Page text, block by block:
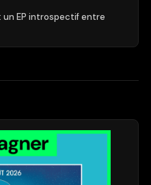
un EP introspectif entre